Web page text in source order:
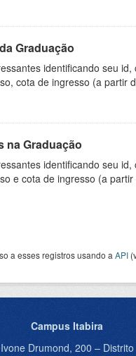
Graduação
identificando seu
cota de ingresso (a partir
na Graduação
identificando seu
e cota de ingresso (a partir
a esses registros usando a API
Campus Itabira
Drumond, 200 –